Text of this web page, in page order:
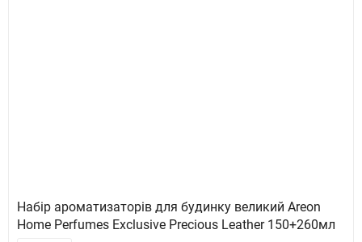
Набір ароматизаторів для будинку великий Areon
Home Perfumes Exclusive Precious Leather 150+260мл